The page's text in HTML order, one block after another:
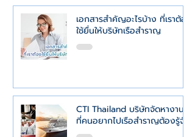
เอกสารสำคัญอะไรบ้าง ที่เราต้อง
ใช้ยื่นให้บริษัทเรือสำราญ
CTI Thailand บริษัทจัดหางาน
ที่คนอยากไปเรือสำราญต้องรู้จัก